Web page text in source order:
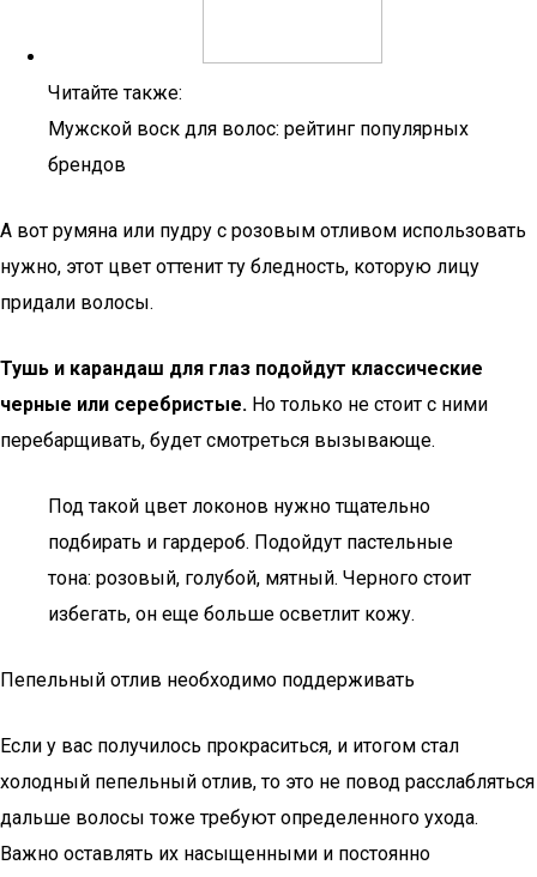
Читайте также:
Мужской воск для волос: рейтинг популярных
брендов
А вот румяна или пудру с розовым отливом использовать
нужно, этот цвет оттенит ту бледность, которую лицу
придали волосы.
Тушь и карандаш для глаз подойдут классические
черные или серебристые. Но только не стоит с ними
перебарщивать, будет смотреться вызывающе.
Под такой цвет локонов нужно тщательно
подбирать и гардероб. Подойдут пастельные
тона: розовый, голубой, мятный. Черного стоит
избегать, он еще больше осветлит кожу.
Пепельный отлив необходимо поддерживать
Если у вас получилось прокраситься, и итогом стал
холодный пепельный отлив, то это не повод расслабляться
дальше волосы тоже требуют определенного ухода.
Важно оставлять их насыщенными и постоянно